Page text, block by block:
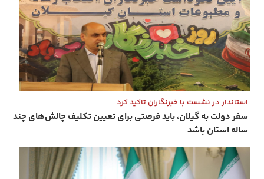
استاندار در نشست با خبرنگاران تاکید کرد
سفر دولت به گیلان، باید فرصتی برای تعیین تکلیف چالش‌های چند
ساله استان باشد